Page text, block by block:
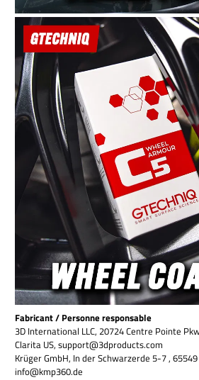
Fabricant / Personne responsable
3D International LLC, 20724 Centre Pointe
Clarita US, support@3dproducts.com
Krüger GmbH, In der Schwarzerde 5-7 ,
info@kmp360.de